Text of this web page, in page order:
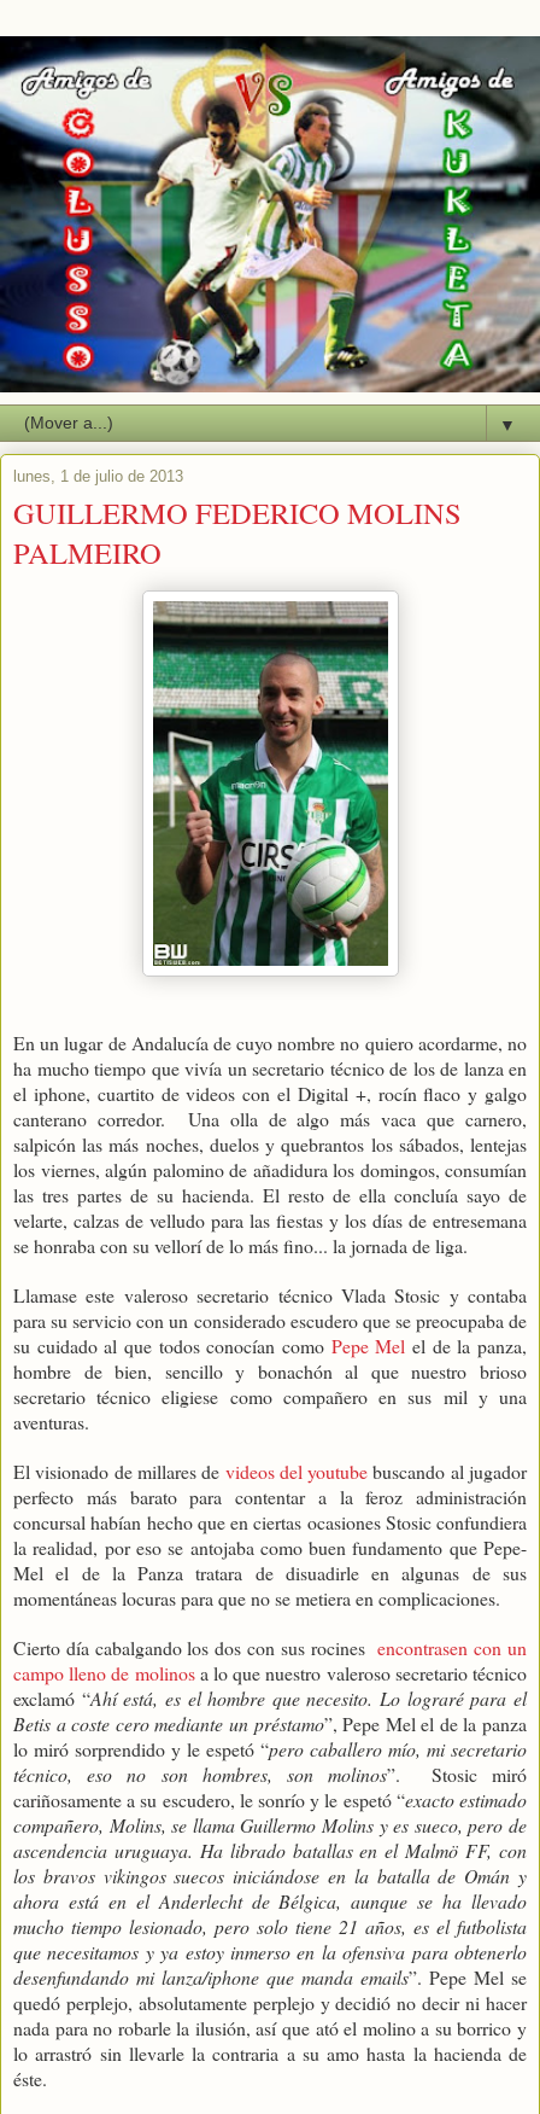
▼
lunes, 1 de julio de 2013
GUILLERMO FEDERICO MOLINS
PALMEIRO
En un lugar de Andalucía de cuyo nombre no quiero acordarme, no
ha mucho tiempo que vivía un secretario técnico de los de lanza en
el iphone, cuartito de videos con el Digital +, rocín flaco y galgo
canterano corredor.
Una olla de algo más vaca que carnero,
salpicón las más noches, duelos y quebrantos los sábados, lentejas
los viernes, algún palomino de añadidura los domingos, consumían
las tres partes de su hacienda. El resto de ella concluía sayo de
velarte, calzas de velludo para las fiestas y los días de entresemana
se honraba con su vellorí de lo más fino... la jornada de liga.
Llamase este valeroso secretario técnico Vlada Stosic y contaba
para su servicio con un considerado escudero que se preocupaba de
su cuidado al que todos conocían como Pepe Mel el de la panza,
hombre de bien, sencillo y bonachón al que nuestro brioso
secretario técnico eligiese como compañero en sus mil y una
aventuras.
El visionado de millares de videos del youtubebuscando al jugador
perfecto más barato para contentar a la feroz administración
concursal habían hecho que en ciertas ocasiones Stosic confundiera
la realidad, por eso se antojaba como buen fundamento que Pepe-
Mel el de la Panza tratara de disuadirle en algunas de sus
momentáneas locuras para que no se metiera en complicaciones.
Cierto día cabalgando los dos con sus rocines encontrasen con un
campo lleno de molinosa lo que nuestro valeroso secretario técnico
exclamó “Ahí está, es el hombre que necesito. Lo lograré para el
Betis a coste cero mediante un préstamo”, Pepe Mel el de la panza
lo miró sorprendido y le espetó “pero caballero mío, mi secretario
técnico, eso no son hombres, son molinos”.
Stosic miró
cariñosamente a su escudero, le sonrío y le espetó “exacto estimado
compañero, Molins, se llama Guillermo Molins y es sueco, pero de
ascendencia uruguaya. Ha librado batallas en el Malmö FF, con
los bravos vikingos suecos iniciándose en la batalla de Omán y
ahora está en el Anderlecht de Bélgica, aunque se ha llevado
mucho tiempo lesionado, pero solo tiene 21 años, es el futbolista
que necesitamos y ya estoy inmerso en la ofensiva para obtenerlo
desenfundando mi lanza/iphone que manda emails”. Pepe Mel se
quedó perplejo, absolutamente perplejo y decidió no decir ni hacer
nada para no robarle la ilusión, así que ató el molino a su borrico y
lo arrastró sin llevarle la contraria a su amo hasta la hacienda de
éste.